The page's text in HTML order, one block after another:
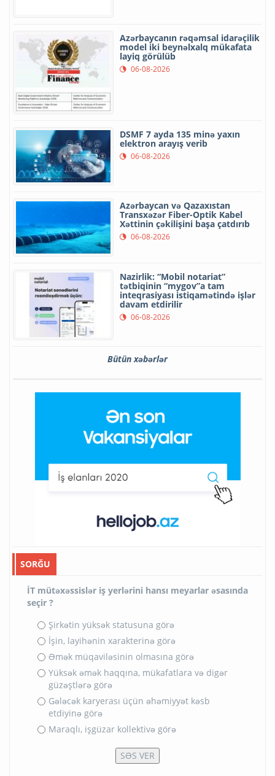
Azərbaycanın rəqəmsal idarəçilik
model iki beynəlxalq mükafata
layiq görülüb
06-08-2026
DSMF 7 ayda 135 minə yaxın
elektron arayış verib
06-08-2026
Azərbaycan və Qazaxıstan
Transxəzər Fiber-Optik Kabel
Xəttinin çəkilişini başa çatdırıb
06-08-2026
Nazirlik: “Mobil notariat”
tətbiqinin “mygov”a tam
inteqrasiyası istiqamətində işlər
davam etdirilir
06-08-2026
Bütün xəbərlər
SORĞU
İT mütəxəssislər iş yerlərini hansı meyarlar əsasında
seçir ?
Şirkətin yüksək statusuna görə
İşin, layihənin xarakterinə görə
Əmək müqaviləsinin olmasına görə
Yüksək əmək haqqına, mükafatlara və digər
güzəştlərə görə
Gələcək karyerası üçün əhəmiyyət kəsb
etdiyinə görə
Maraqlı, işgüzar kollektivə görə